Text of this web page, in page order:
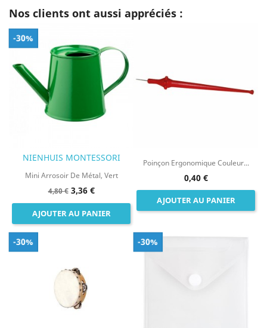
Nos clients ont aussi appréciés :
-30%
NIENHUIS MONTESSORI
Mini Arrosoir De Métal, Vert
4,80 € 3,36 €
AJOUTER AU PANIER
Poinçon Ergonomique Couleur...
0,40 €
AJOUTER AU PANIER
-30% -30%